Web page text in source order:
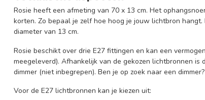
Rosie heeft een afmeting van 70 x 13 cm. Het
korten. Zo bepaal je zelf hoe hoog je jouw lichtbron
diameter van 13 cm.
Rosie beschikt over drie E27 fittingen en kan een
meegeleverd). Afhankelijk van de gekozen lichtbronnen
dimmer (niet inbegrepen). Ben je op zoek naar een
Voor de E27 lichtbronnen kan je kiezen uit: